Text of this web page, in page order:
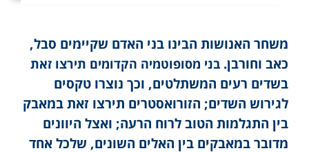
משחר האנושות הבינו בני האדם שקיימים סבל,
כאב וחורבן. בני מסופוטמיה הקדומים תירצו זאת
בשדים רעים המשתלטים, וכך נוצרו טקסים
לגירוש השדים; הזורואסטרים תירצו זאת במאבק
בין התגלמות הטוב לרוח הרעה; ואצל היוונים
מדובר במאבקים בין האלים השונים, שלכל אחד